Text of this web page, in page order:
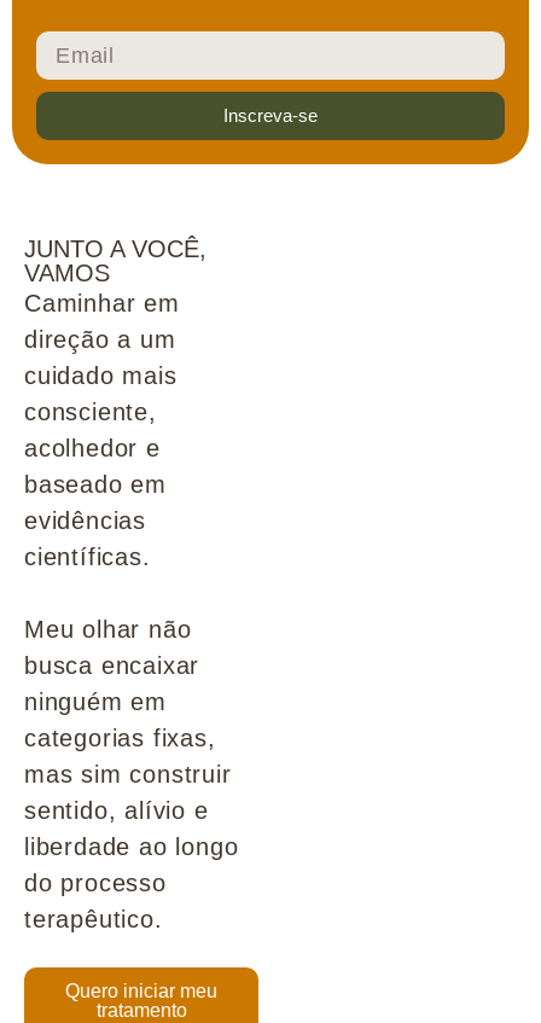
Inscreva-se
JUNTO A VOCÊ,
VAMOS
Caminhar em
direção a um
cuidado mais
consciente,
acolhedor e
baseado em
evidências
científicas.
Meu olhar não
busca encaixar
ninguém em
categorias fixas,
mas sim construir
sentido, alívio e
liberdade ao longo
do processo
terapêutico.
Quero iniciar meu
tratamento